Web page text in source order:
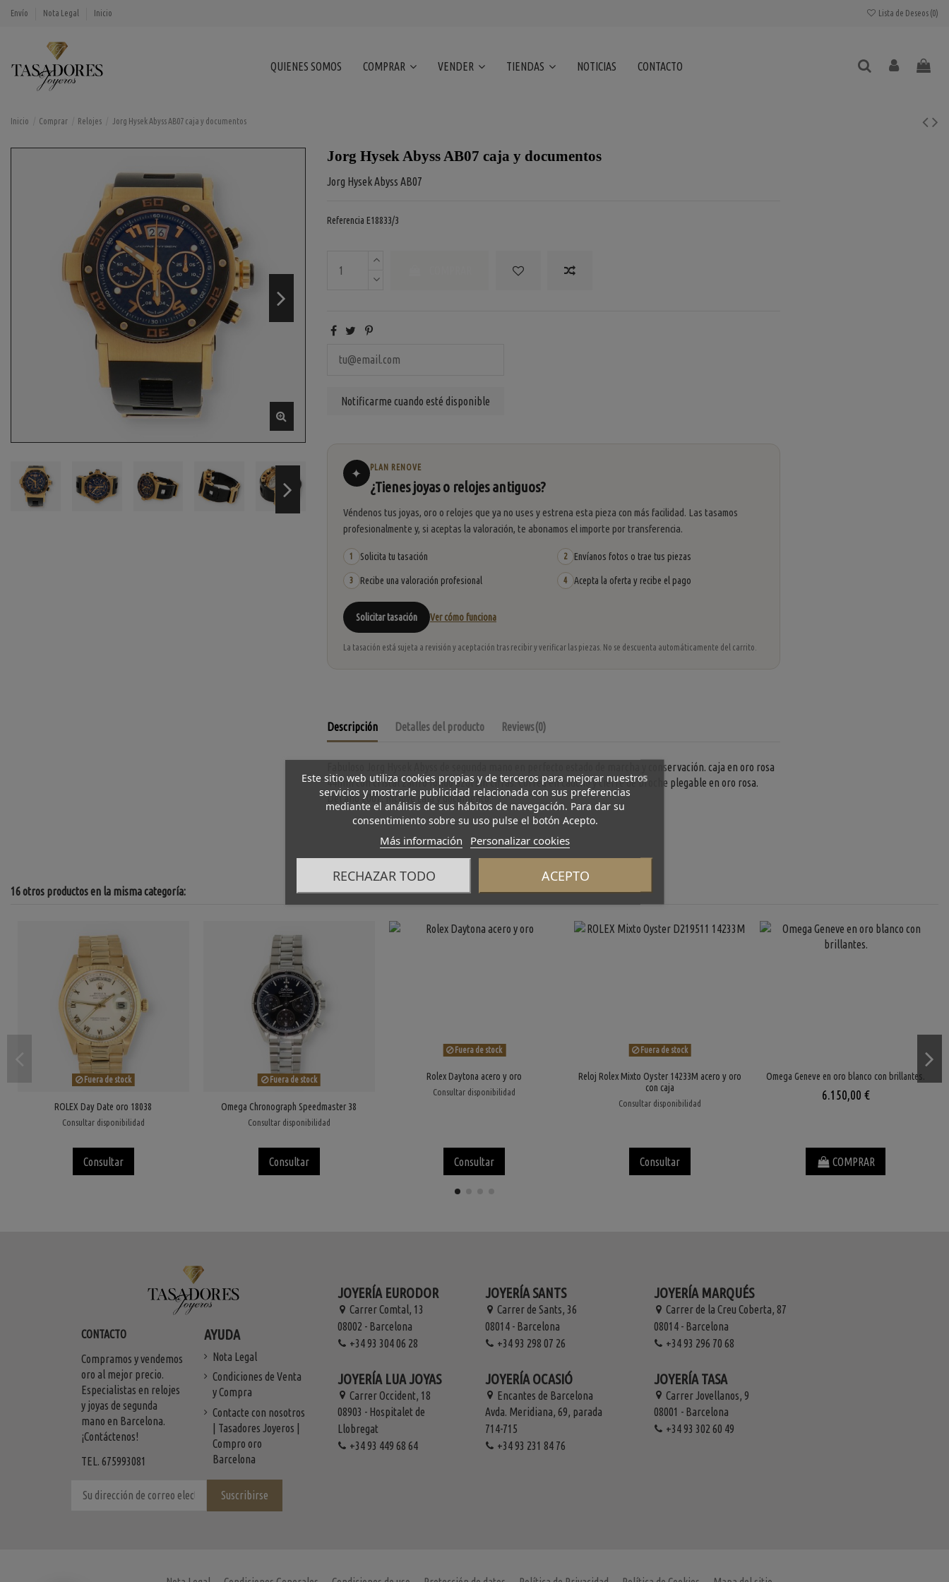
Envío Nota Legal Inicio Lista de Deseos (0)
QUIENES SOMOS COMPRAR VENDER TIENDAS NOTICIAS CONTACTO
Inicio Comprar Relojes Jorg Hysek Abyss AB07 caja y documentos
Jorg Hysek Abyss AB07 caja y documentos
Jorg Hysek Abyss AB07
Referencia E18833/3
✦ PLAN RENOVE
¿Tienes joyas o relojes antiguos?
Véndenos tus joyas, oro o relojes que ya no uses y estrena esta pieza con más facilidad. Las tasamos
profesionalmente y, si aceptas la valoración, te abonamos el importe por transferencia.
1 Solicita tu tasación 2 Envíanos fotos o trae tus piezas
3 Recibe una valoración profesional 4 Acepta la oferta y recibe el pago
Solicitar tasación Ver cómo funciona
La tasación está sujeta a revisión y aceptación tras recibir y verificar las piezas. No se descuenta automáticamente del carrito.
Descripción Detalles del producto Reviews(0)
Fabuloso Jorg Hysek Abyss de segunda mano en perfecto estado de marcha y conservación. caja en oro rosa
44mm con cristal zafiro fondo azul sin cifras. Correa en caucho y cierre de broche plegable en oro rosa.
Del año 2007.Incluye caja y documento.
16 otros productos en la misma categoría:
Fuera de stock
ROLEX Day Date oro 18038
Consultar disponibilidad
Consultar
Fuera de stock
Omega Chronograph Speedmaster 38
Consultar disponibilidad
Consultar
Fuera de stock
Rolex Daytona acero y oro
Consultar disponibilidad
Consultar
Fuera de stock
Reloj Rolex Mixto Oyster 14233M acero y oro
con caja
Consultar disponibilidad
Consultar
Omega Geneve en oro blanco con brillantes.
6.150,00 €
COMPRAR
CONTACTO
Compramos y vendemos
oro al mejor precio.
Especialistas en relojes
y joyas de segunda
mano en Barcelona.
¡Contáctenos!
TEL. 675993081
AYUDA
Nota Legal
Condiciones de Venta
y Compra
Contacte con nosotros
| Tasadores Joyeros |
Compro oro
Barcelona
JOYERÍA EURODOR
Carrer Comtal, 13
08002 - Barcelona
+34 93 304 06 28
JOYERÍA SANTS
Carrer de Sants, 36
08014 - Barcelona
+34 93 298 07 26
JOYERÍA LUA JOYAS
Carrer Occident, 18
08903 - Hospitalet de
Llobregat
+34 93 449 68 64
JOYERÍA OCASIÓ
Encantes de Barcelona
Avda. Meridiana, 69, parada
714-715
+34 93 231 84 76
JOYERÍA MARQUÉS
Carrer de la Creu Coberta, 87
08014 - Barcelona
+34 93 296 70 68
JOYERÍA TASA
Carrer Jovellanos, 9
08001 - Barcelona
+34 93 302 60 49
Este sitio web utiliza cookies propias y de terceros para mejorar nuestros
servicios y mostrarle publicidad relacionada con sus preferencias
mediante el análisis de sus hábitos de navegación. Para dar su
consentimiento sobre su uso pulse el botón Acepto.
Más información Personalizar cookies
RECHAZAR TODO ACEPTO